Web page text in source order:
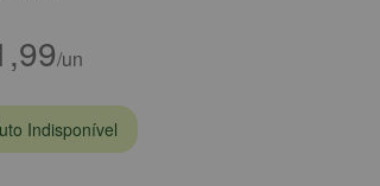
/un
Indisponível